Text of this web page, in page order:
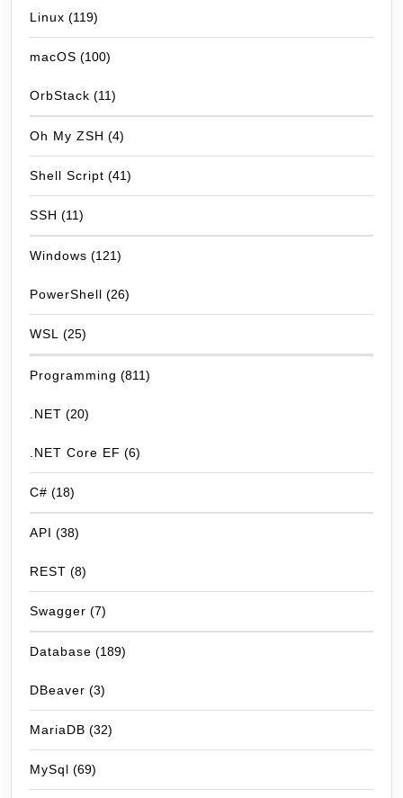
Linux (119)
macOS (100)
OrbStack (11)
Oh My ZSH (4)
Shell Script (41)
SSH (11)
Windows (121)
PowerShell (26)
WSL (25)
Programming (811)
.NET (20)
.NET Core EF (6)
C# (18)
API (38)
REST (8)
Swagger (7)
Database (189)
DBeaver (3)
MariaDB (32)
MySql (69)